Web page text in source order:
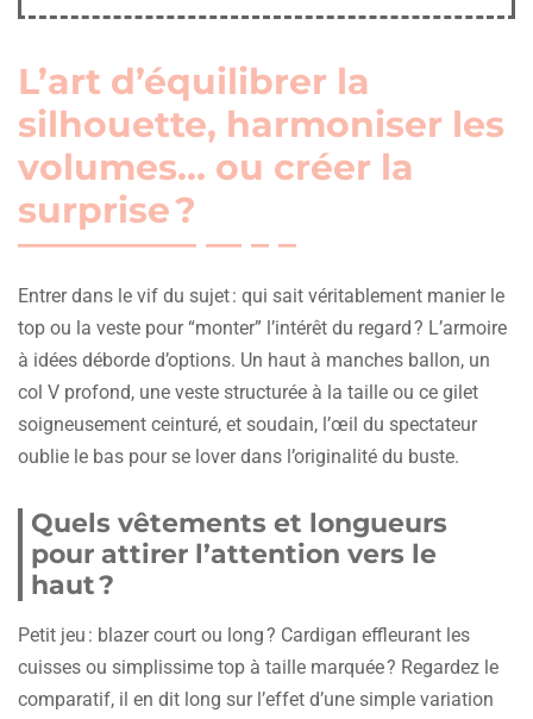
L’art d’équilibrer la
silhouette, harmoniser les
volumes… ou créer la
surprise ?
Entrer dans le vif du sujet : qui sait véritablement manier le
top ou la veste pour “monter” l’intérêt du regard ? L’armoire
à idées déborde d’options. Un haut à manches ballon, un
col V profond, une veste structurée à la taille ou ce gilet
soigneusement ceinturé, et soudain, l’œil du spectateur
oublie le bas pour se lover dans l’originalité du buste.
Quels vêtements et longueurs
pour attirer l’attention vers le
haut ?
Petit jeu : blazer court ou long ? Cardigan effleurant les
cuisses ou simplissime top à taille marquée ? Regardez le
comparatif, il en dit long sur l’effet d’une simple variation